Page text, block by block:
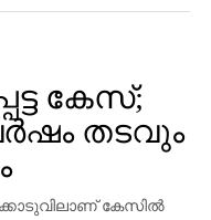
കേസ്;
തടവും
കേസില്‍